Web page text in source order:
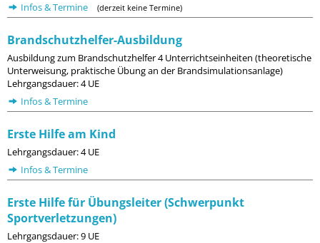
Infos & Termine
(derzeit keine Termine)
Brandschutzhelfer-Ausbildung
Ausbildung zum Brandschutzhelfer 4 Unterrichtseinheiten (theoretische
Unterweisung, praktische Übung an der Brandsimulationsanlage)
Lehrgangsdauer: 4 UE
Infos & Termine
Erste Hilfe am Kind
Lehrgangsdauer: 4 UE
Infos & Termine
Erste Hilfe für Übungsleiter (Schwerpunkt
Sportverletzungen)
Lehrgangsdauer: 9 UE